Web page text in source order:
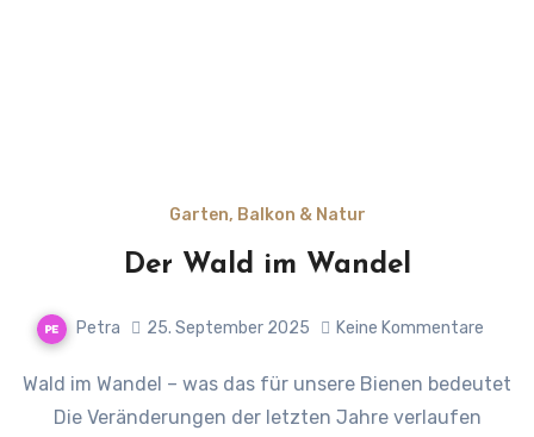
Garten, Balkon & Natur
Der Wald im Wandel
Petra 25. September 2025 Keine Kommentare
Wald im Wandel – was das für unsere Bienen bedeutet
Die Veränderungen der letzten Jahre verlaufen